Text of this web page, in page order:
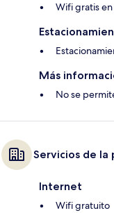
Wifi gratis en
Más
No se
Servicios de la
Internet
Wifi gratuito